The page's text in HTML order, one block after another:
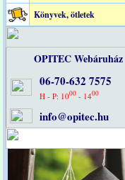
Könyvek, ötletek
OPITEC Webáruház
06-70-632 7575
H - P: 1000 - 1400
info@opitec.hu